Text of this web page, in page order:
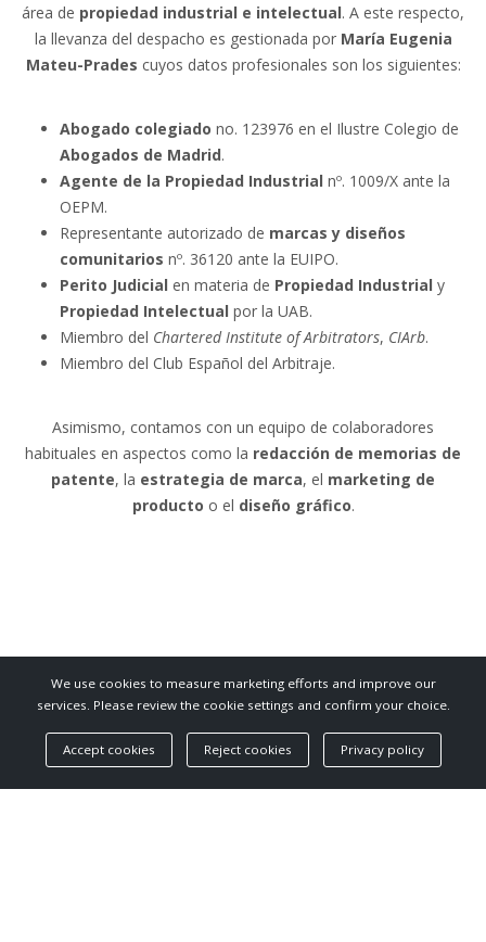
área de propiedad industrial e intelectual. A este respecto,
la llevanza del despacho es gestionada por María Eugenia
Mateu-Prades cuyos datos profesionales son los siguientes:
Abogado colegiado no. 123976 en el Ilustre Colegio de
Abogados de Madrid.
Agente de la Propiedad Industrial nº. 1009/X ante la
OEPM.
Representante autorizado de marcas y diseños
comunitarios nº. 36120 ante la EUIPO.
Perito Judicial en materia de Propiedad Industrial y
Propiedad Intelectual por la UAB.
Miembro del Chartered Institute of Arbitrators, CIArb.
Miembro del Club Español del Arbitraje.
Asimismo, contamos con un equipo de colaboradores
habituales en aspectos como la redacción de memorias de
patente, la estrategia de marca, el marketing de
producto o el diseño gráfico.
We use cookies to measure marketing efforts and improve our
services. Please review the cookie settings and confirm your choice.
Accept cookies Reject cookies Privacy policy